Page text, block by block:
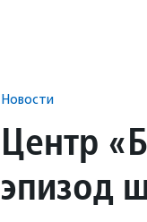
Новости
Центр
эпизод